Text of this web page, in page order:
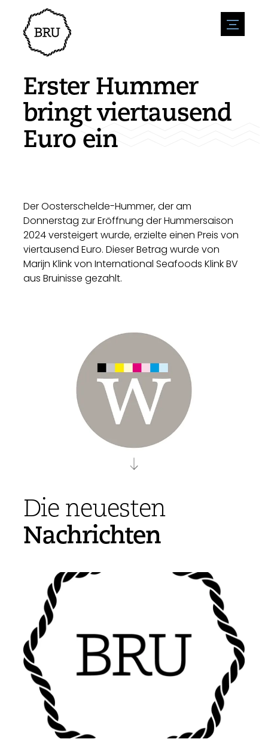
menu
Veranstaltungskalender
Veranstaltung anmelden
Übernachtung
Geschäfte
Natur & wasser
Sport
Sehenswürdigkeiten
Zugänglichkeit
Parken
Wohnumfeld
Um zu unternehmen
Stellenangebote
Erster Hummer
bringt viertausend
Euro ein
Der Oosterschelde-Hummer, der am
Donnerstag zur Eröffnung der Hummersaison
2024 versteigert wurde, erzielte einen Preis von
viertausend Euro. Dieser Betrag wurde von
Marijn Klink von International Seafoods Klink BV
aus Bruinisse gezahlt.
Die neuesten
Nachrichten